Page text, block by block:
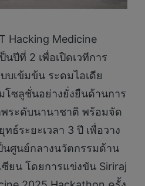
Hacking Medicine
นปีที่ 2 เพื่อเปิดเวทีการ
บเข้มข้น ระดมไอเดีย
ซลูชั่นอย่างยั่งยืนด้านการ
ระดับนานาชาติ พร้อมจัด
ธ์ระยะเวลา 3 ปี เพื่อวาง
นศูนย์กลางนวัตกรรมด้าน
ยน โดยการแข่งขัน Siriraj